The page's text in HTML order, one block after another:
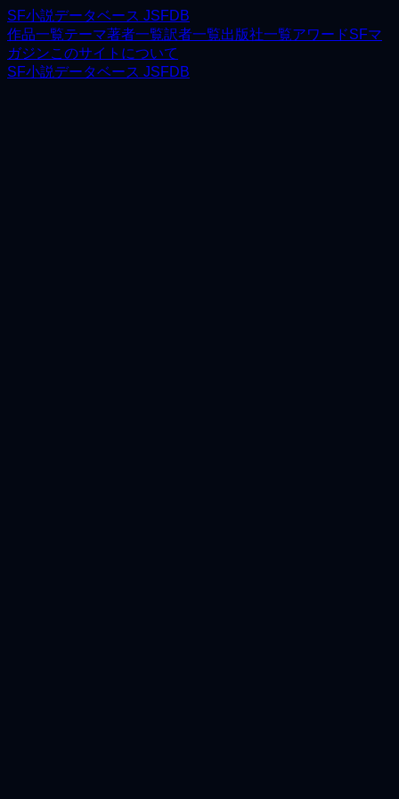
SF小説データベース JSFDB
作品一覧テーマ著者一覧訳者一覧出版社一覧アワードSFマ
ガジンこのサイトについて
SF小説データベース JSFDB